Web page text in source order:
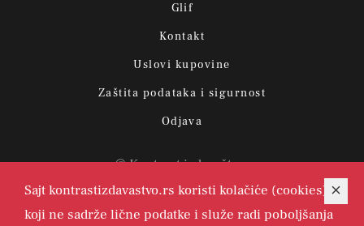
Sajt kontrastizdavastvo.rs koristi kolačiće (cookies)
koji ne sadrže lične podatke i služe radi poboljšanja
Glif
Kontakt
Uslovi kupovine
Zaštita podataka i sigurnost
Odjava
© Kontrast izdavaštvo.